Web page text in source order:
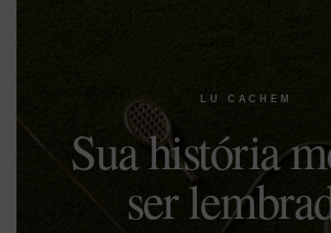
LU CACHEM
Sua história
ser